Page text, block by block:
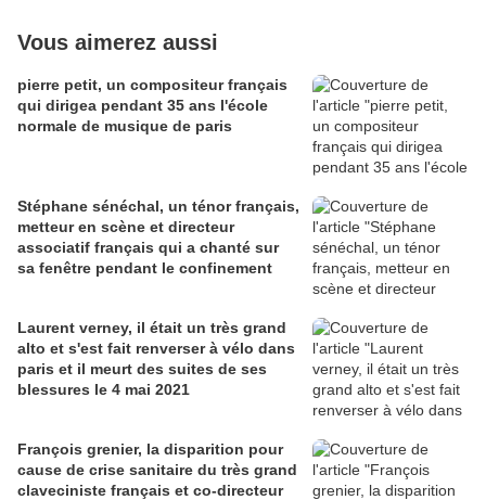
Vous aimerez aussi
pierre petit, un compositeur français
qui dirigea pendant 35 ans l'école
normale de musique de paris
Stéphane sénéchal, un ténor français,
metteur en scène et directeur
associatif français qui a chanté sur
sa fenêtre pendant le confinement
Laurent verney, il était un très grand
alto et s'est fait renverser à vélo dans
paris et il meurt des suites de ses
blessures le 4 mai 2021
François grenier, la disparition pour
cause de crise sanitaire du très grand
claveciniste français et co-directeur